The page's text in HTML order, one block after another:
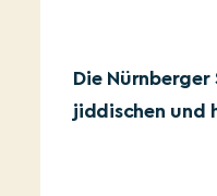
Die
jiddischen und